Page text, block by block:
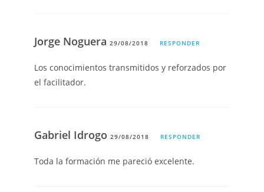
Jorge Noguera29/08/2018 RESPONDER
Los conocimientos transmitidos y reforzados por
el facilitador.
Gabriel Idrogo29/08/2018 RESPONDER
Toda la formación me pareció excelente.